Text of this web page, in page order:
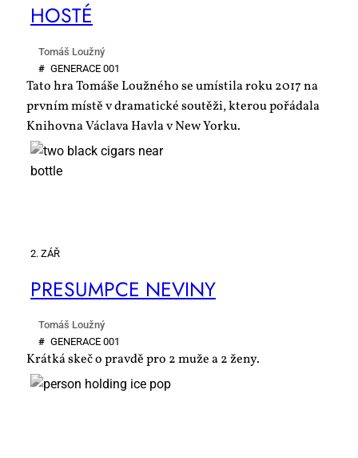
HOS­TÉ
Tomáš Loužný
# GE­NE­RA­CE 001
Tato hra Tomáše Loužného se umístila roku 2017 na
prvním místě v dramatické soutěži, kterou pořádala
Knihovna Václava Havla v New Yorku.
2. ZÁŘ
PRE­SUMP­CE NE­VI­NY
Tomáš Loužný
# GE­NE­RA­CE 001
Krátká skeč o pravdě pro 2 muže a 2 ženy.